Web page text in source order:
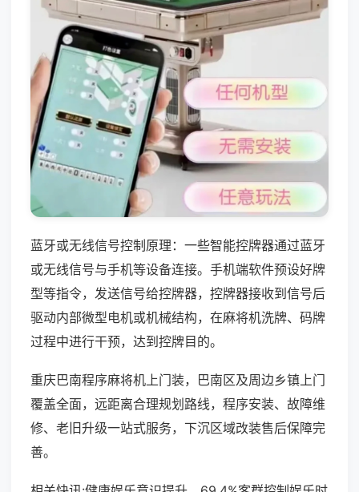
蓝牙或无线信号控制原理：一些智能控牌器通过蓝牙
或无线信号与手机等设备连接。手机端软件预设好牌
型等指令，发送信号给控牌器，控牌器接收到信号后
驱动内部微型电机或机械结构，在麻将机洗牌、码牌
过程中进行干预，达到控牌目的。
重庆巴南程序麻将机上门装，巴南区及周边乡镇上门
覆盖全面，远距离合理规划路线，程序安装、故障维
修、老旧升级一站式服务，下沉区域改装售后保障完
善。